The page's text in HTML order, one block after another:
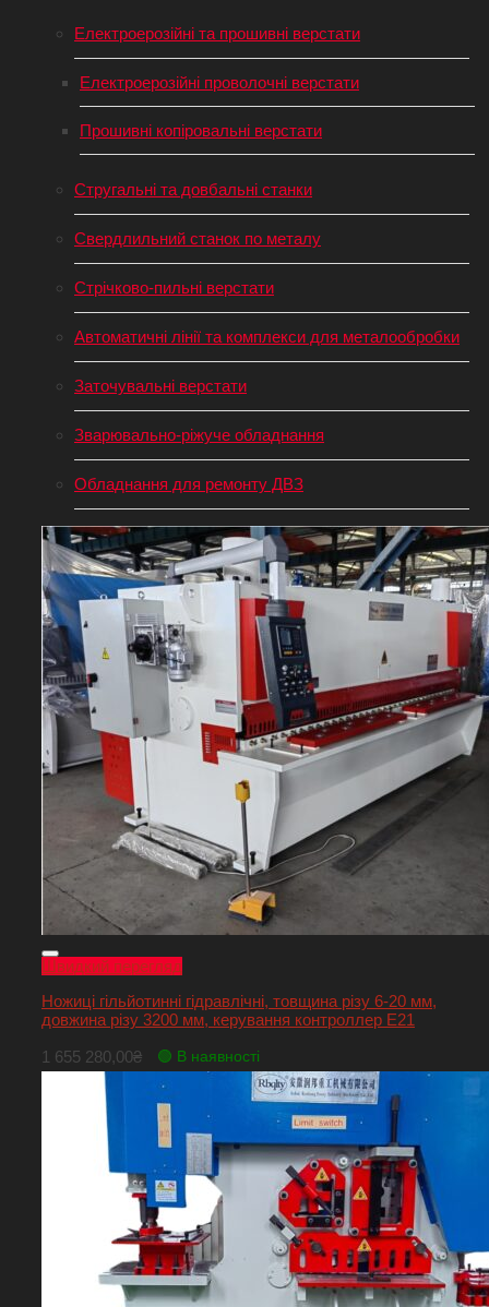
Електроерозійні та прошивні верстати
Електроерозійні проволочні верстати
Прошивні копіровальні верстати
Стругальні та довбальні станки
Свердлильний станок по металу
Стрічково-пильні верстати
Автоматичні лінії та комплекси для металообробки
Заточувальні верстати
Зварювально-ріжуче обладнання
Обладнання для ремонту ДВЗ
Швидкий перегляд
Ножиці гільйотинні гідравлічні, товщина різу 6-20 мм,
довжина різу 3200 мм, керування контроллер Е21
1 655 280,00₴ 🟢 В наявності